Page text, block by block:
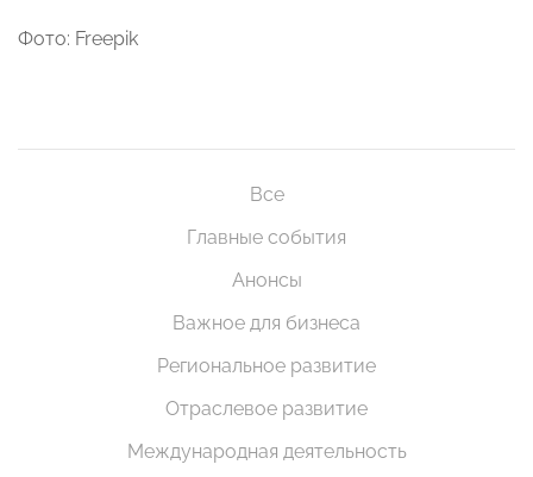
Фото: Freepik
Все
Главные события
Анонсы
Важное для бизнеса
Региональное развитие
Отраслевое развитие
Международная деятельность